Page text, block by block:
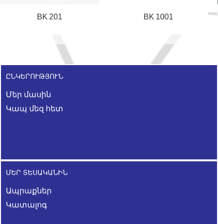
BK 201 BK 1001
ԸՆԿԵՐՈՒԹՅՈՒՆ
Մեր մասին
Կապ մեզ հետ
ՄԵՐ ՏԵՍԱԿԱՆԻՆ
Ապրաքներ
Կատալոգ